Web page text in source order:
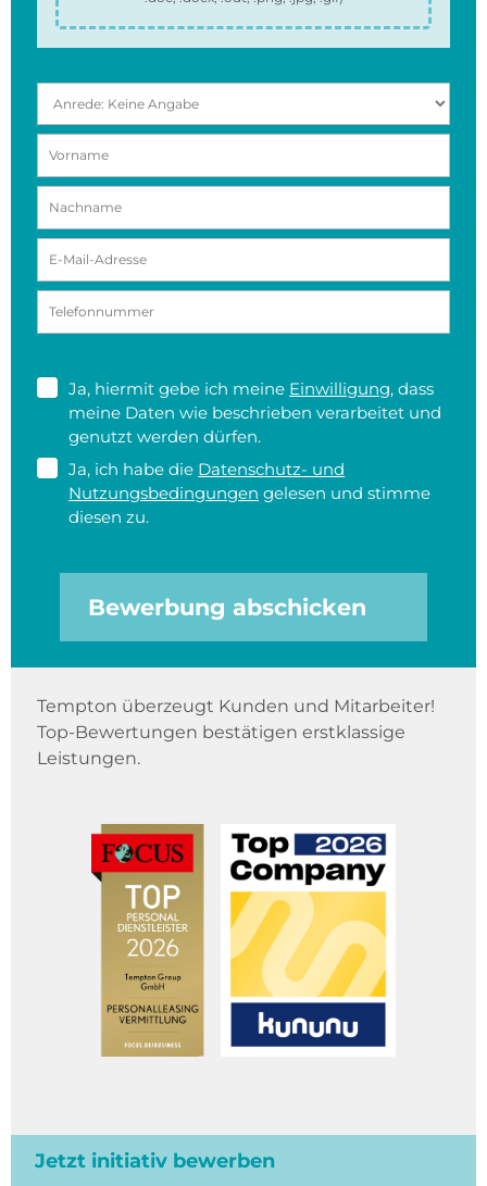
Ja, hiermit gebe ich meine Einwilligung, dass
meine Daten wie beschrieben verarbeitet und
genutzt werden dürfen.
Ja, ich habe die Datenschutz- und
Nutzungsbedingungen gelesen und stimme
diesen zu.
Bewerbung abschicken
Tempton überzeugt Kunden und Mitarbeiter!
Top-Bewertungen bestätigen erstklassige
Leistungen.
Jetzt initiativ bewerben